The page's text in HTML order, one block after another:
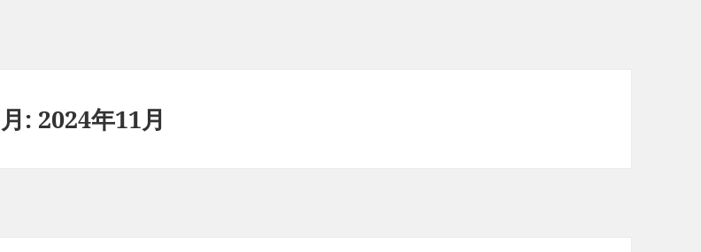
月: 2024年11月